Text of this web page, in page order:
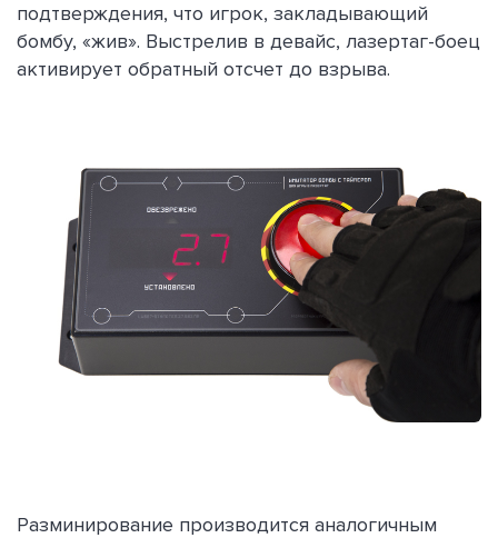
подтверждения, что игрок, закладывающий
бомбу, «жив». Выстрелив в девайс, лазертаг-боец
активирует обратный отсчет до взрыва.
Разминирование производится аналогичным